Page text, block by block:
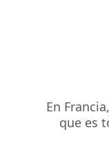
En
que es